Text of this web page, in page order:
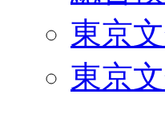
東京
東京